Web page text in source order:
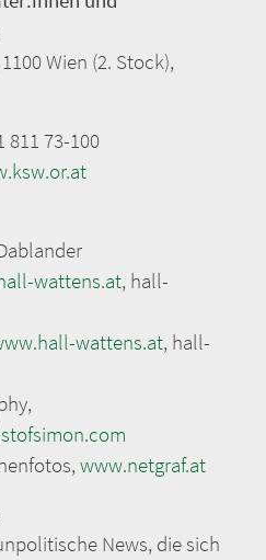
Wien (2. Stock),
811 73-100
wattens.at, hall-
wattens.at, hall-
www.netgraf.at
News, die sich